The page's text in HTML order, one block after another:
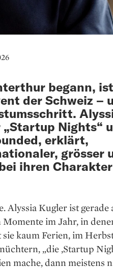
begann, ist
der Schweiz –
Nights“
erklärt,
grösser
ihren
Kugler ist gerade
im Jahr, in
kaum Ferien, im
„die ‚Startup
mache, dann meistens